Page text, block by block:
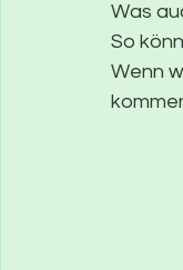
Was
So
Wenn